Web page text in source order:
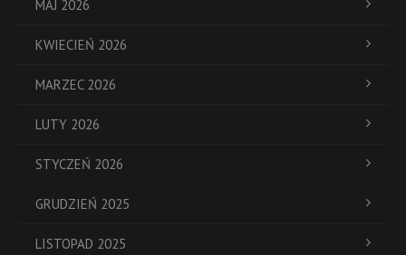
MAJ 2026
KWIECIEŃ 2026
MARZEC 2026
LUTY 2026
STYCZEŃ 2026
GRUDZIEŃ 2025
LISTOPAD 2025